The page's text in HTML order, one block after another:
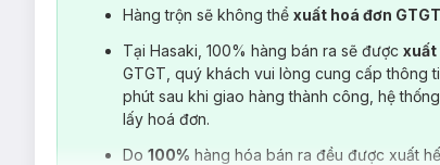
Hàng trộn sẽ không thể xuất hoá đơn
Tại Hasaki, 100% hàng bán ra sẽ được xuất
GTGT, quý khách vui lòng cung cấp thông
phút sau khi giao hàng thành công, hệ
lấy hoá đơn.
Do 100% hàng hóa bán ra đều được xuất